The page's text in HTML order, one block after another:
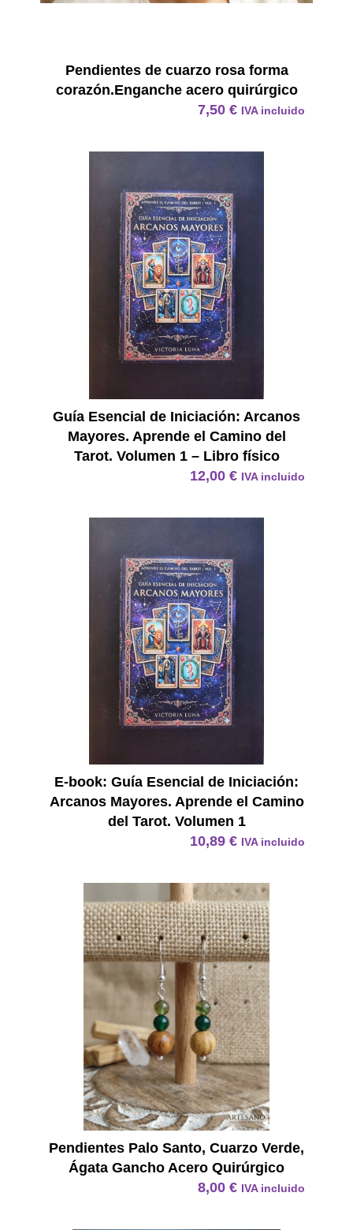
Pendientes de cuarzo rosa forma
corazón.Enganche acero quirúrgico
7,50 € IVA incluido
Guía Esencial de Iniciación: Arcanos
Mayores. Aprende el Camino del
Tarot. Volumen 1 – Libro físico
12,00 € IVA incluido
E-book: Guía Esencial de Iniciación:
Arcanos Mayores. Aprende el Camino
del Tarot. Volumen 1
10,89 € IVA incluido
Pendientes Palo Santo, Cuarzo Verde,
Ágata Gancho Acero Quirúrgico
8,00 € IVA incluido